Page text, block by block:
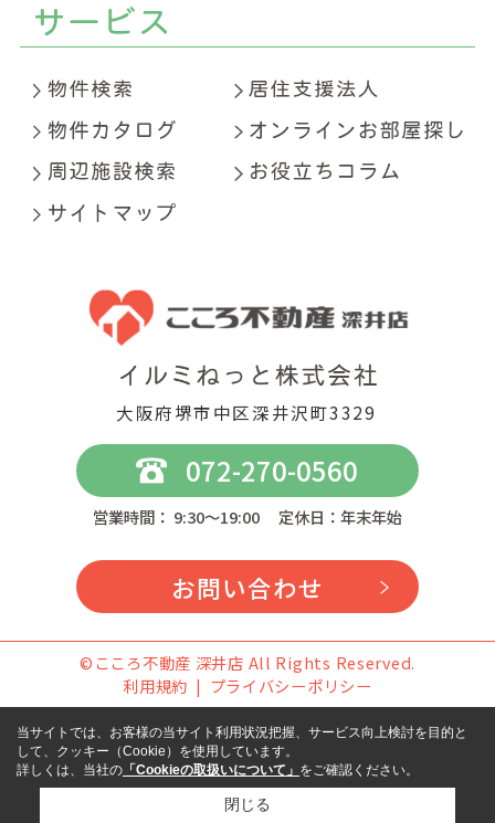
大阪府堺市中区深井沢町3329
072-270-0560
営業時間： 9:30～19:00 定休日：年末年始
お問い合わせ
©こころ不動産 深井店 All Rights Reserved.
利用規約
プライバシーポリシー
当サイトでは、お客様の当サイト利用状況把握、サービス向上検討を目的と
して、クッキー（Cookie）を使用しています。
詳しくは、当社の 「Cookieの取扱いについて」 をご確認ください。
閉じる